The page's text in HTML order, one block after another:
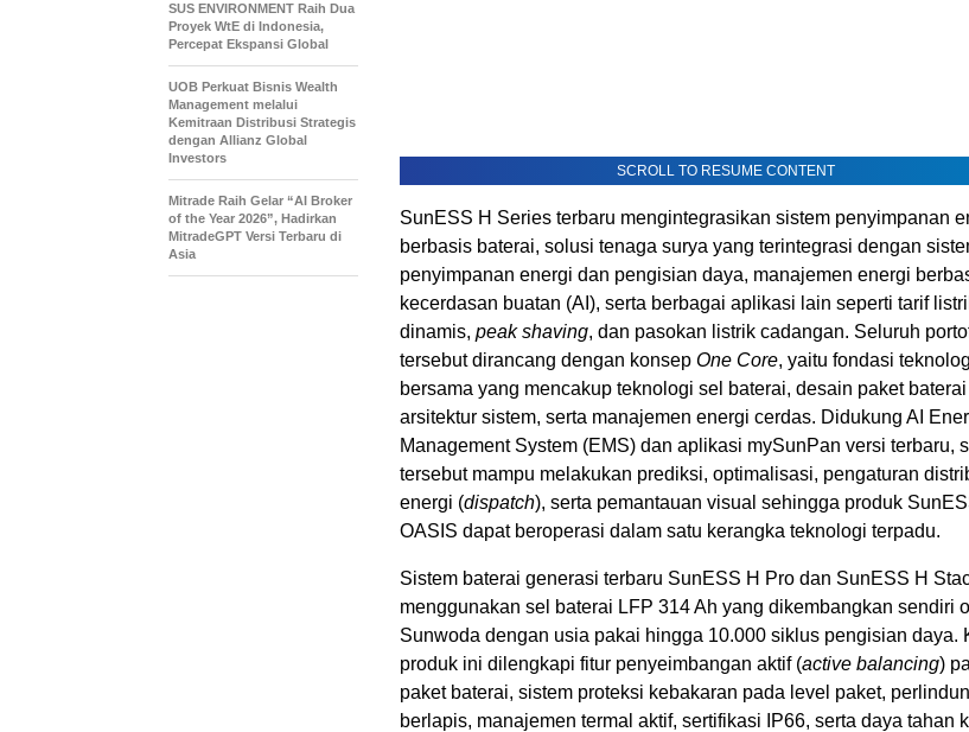
SCROLL TO RESUME CONTENT
SunESS H Series terbaru mengintegrasikan sistem penyimpanan
berbasis baterai, solusi tenaga surya yang terintegrasi dengan
penyimpanan energi dan pengisian daya, manajemen energi
kecerdasan buatan (AI), serta berbagai aplikasi lain seperti tarif
dinamis, peak shaving, dan pasokan listrik cadangan. Seluruh
tersebut dirancang dengan konsep One Core, yaitu fondasi
bersama yang mencakup teknologi sel baterai, desain paket baterai
arsitektur sistem, serta manajemen energi cerdas. Didukung AI
Management System (EMS) dan aplikasi mySunPan versi terbaru,
tersebut mampu melakukan prediksi, optimalisasi, pengaturan
energi (dispatch), serta pemantauan visual sehingga produk
OASIS dapat beroperasi dalam satu kerangka teknologi terpadu.
Sistem baterai generasi terbaru SunESS H Pro dan SunESS H
menggunakan sel baterai LFP 314 Ah yang dikembangkan sendiri
Sunwoda dengan usia pakai hingga 10.000 siklus pengisian daya.
produk ini dilengkapi fitur penyeimbangan aktif (active balancing)
paket baterai, sistem proteksi kebakaran pada level paket,
berlapis, manajemen termal aktif, sertifikasi IP66, serta daya tahan
SUS ENVIRONMENT Raih Dua
Proyek WtE di Indonesia,
Percepat Ekspansi Global
UOB Perkuat Bisnis Wealth
Management melalui
Kemitraan Distribusi Strategis
dengan Allianz Global
Investors
Mitrade Raih Gelar “AI Broker
of the Year 2026”, Hadirkan
MitradeGPT Versi Terbaru di
Asia